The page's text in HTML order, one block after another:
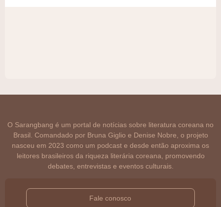
O Sarangbang é um portal de notícias sobre literatura coreana no
Brasil. Comandado por Bruna Giglio e Denise Nobre, o projeto
nasceu em 2023 como um podcast e desde então aproxima os
leitores brasileiros da riqueza literária coreana, promovendo
debates, entrevistas e eventos culturais.
Fale conosco